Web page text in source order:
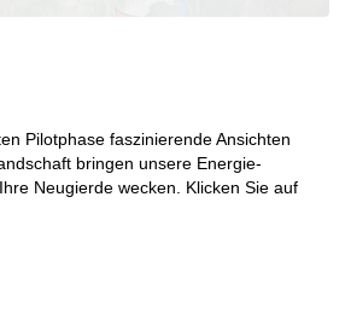
Pilotphase faszinierende Ansichten
bringen unsere Energie-
Neugierde wecken. Klicken Sie auf